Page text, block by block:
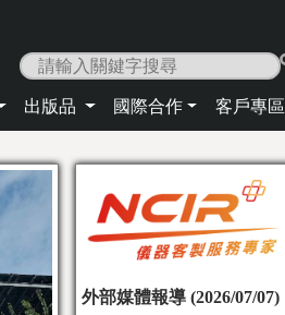
出版品 國際合作 客戶專區
外部媒體報導 (2026/07/07)